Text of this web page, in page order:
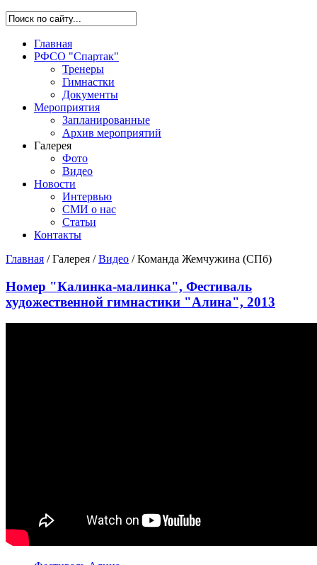
Главная
РФСО "Спартак"
Тренеры
Гимнастки
Документы
Мероприятия
Запланированные
Архив мероприятий
Галерея
Фото
Видео
Новости
Интервью
СМИ о нас
Статьи
Контакты
Главная /Галерея /Видео /Команда Жемчужина (СПб)
Номер "Калинка-малинка", Фестиваль
художественной гимнастики "Алина", 2013